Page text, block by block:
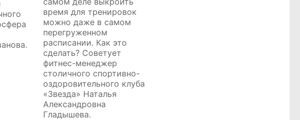
время для тренировок
можно даже в самом
перегруженном
расписании. Как это
сделать? Советует
фитнес-менеджер
столичного спортивно-
оздоровительного клуба
«Звезда» Наталья
Александровна
Гладышева.